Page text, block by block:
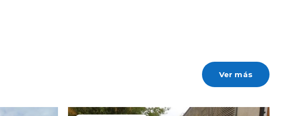
Ver más